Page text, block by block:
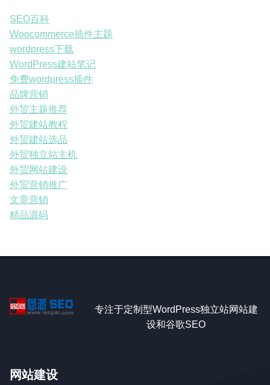
SEO百科
Woocommerce插件主题
wordpress下载
WordPress建站笔记
免费wordpress插件
品牌营销
外贸主题推荐
外贸建站教程
外贸建站选品
外贸独立站主机
外贸网站建设
外贸营销推广
文章营销
精品源码
专注于定制型WordPress独立站网站建
设和谷歌SEO
网站建设